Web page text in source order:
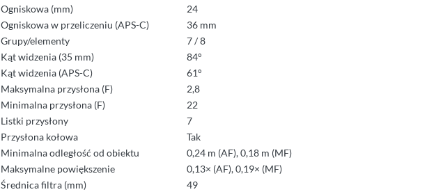
Ogniskowa (mm)
24
Ogniskowa w przeliczeniu (APS-C)
36 mm
Grupy/elementy
7 / 8
Kąt widzenia (35 mm)
84°
Kąt widzenia (APS-C)
61°
Maksymalna przysłona (F)
2,8
Minimalna przysłona (F)
22
Listki przysłony
7
Przysłona kołowa
Tak
Minimalna odległość od obiektu
0,24 m (AF), 0,18 m (MF)
Maksymalne powiększenie
0,13× (AF), 0,19× (MF)
Średnica filtra (mm)
49